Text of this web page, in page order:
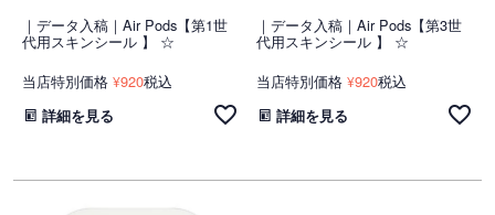
｜データ入稿｜Air Pods【第1世
代用スキンシール 】 ☆
当店特別価格 ¥920税込
詳細を見る
｜データ入稿｜Air Pods【第3世
代用スキンシール 】 ☆
当店特別価格 ¥920税込
詳細を見る